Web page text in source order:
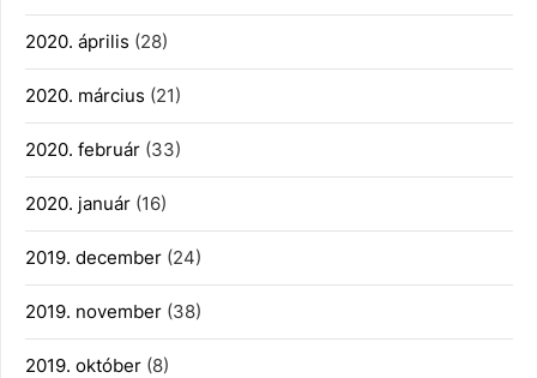
2020. április (28)
2020. március (21)
2020. február (33)
2020. január (16)
2019. december (24)
2019. november (38)
2019. október (8)